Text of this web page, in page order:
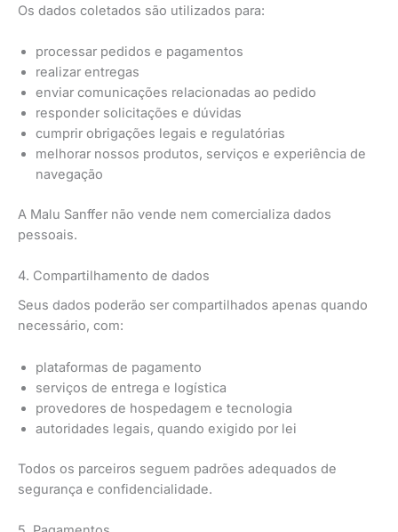
Os dados coletados são utilizados para:
processar pedidos e pagamentos
realizar entregas
enviar comunicações relacionadas ao pedido
responder solicitações e dúvidas
cumprir obrigações legais e regulatórias
melhorar nossos produtos, serviços e experiência de
navegação
A Malu Sanffer não vende nem comercializa dados
pessoais.
4. Compartilhamento de dados
Seus dados poderão ser compartilhados apenas quando
necessário, com:
plataformas de pagamento
serviços de entrega e logística
provedores de hospedagem e tecnologia
autoridades legais, quando exigido por lei
Todos os parceiros seguem padrões adequados de
segurança e confidencialidade.